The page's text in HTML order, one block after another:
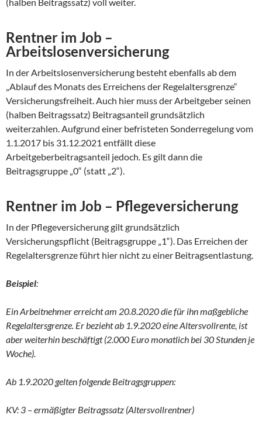
Rentner im Job –
Arbeitslosenversicherung
In der Arbeitslosenversicherung besteht ebenfalls ab dem
„Ablauf des Monats des Erreichens der Regelaltersgrenze“
Versicherungsfreiheit. Auch hier muss der Arbeitgeber seinen
(halben Beitragssatz) Beitragsanteil grundsätzlich
weiterzahlen. Aufgrund einer befristeten Sonderregelung vom
1.1.2017 bis 31.12.2021 entfällt diese
Arbeitgeberbeitragsanteil jedoch. Es gilt dann die
Beitragsgruppe „0“ (statt „2“).
Rentner im Job – Pflegeversicherung
In der Pflegeversicherung gilt grundsätzlich
Versicherungspflicht (Beitragsgruppe „1“). Das Erreichen der
Regelaltersgrenze führt hier nicht zu einer Beitragsentlastung.
Beispiel:
Ein Arbeitnehmer erreicht am 20.8.2020 die für ihn maßgebliche
Regelaltersgrenze. Er bezieht ab 1.9.2020 eine Altersvollrente, ist
aber weiterhin beschäftigt (2.000 Euro monatlich bei 30 Stunden je
Woche).
Ab 1.9.2020 gelten folgende Beitragsgruppen:
KV: 3 – ermäßigter Beitragssatz (Altersvollrentner)